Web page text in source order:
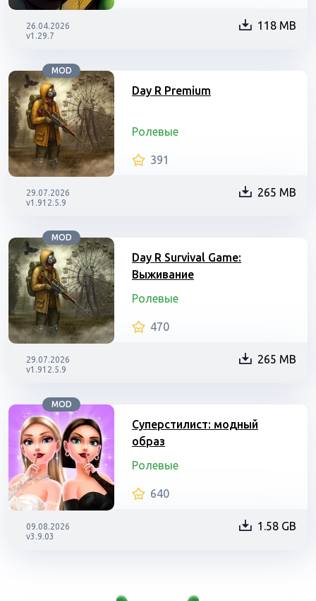
26.04.2026
v1.29.7
118 MB
MOD
Day R Premium
Ролевые
391
29.07.2026
v1.912.5.9
265 MB
MOD
Day R Survival Game:
Выживание
Ролевые
470
29.07.2026
v1.912.5.9
265 MB
MOD
Суперстилист: модный
образ
Ролевые
640
09.08.2026
v3.9.03
1.58 GB